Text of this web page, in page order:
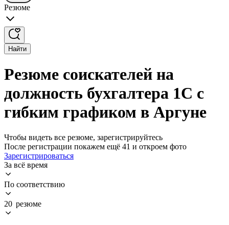
Резюме
Найти
Резюме соискателей на
должность бухгалтера 1C с
гибким графиком в Аргуне
Чтобы видеть все резюме, зарегистрируйтесь
После регистрации покажем ещё 41 и откроем фото
Зарегистрироваться
За всё время
По соответствию
20 резюме